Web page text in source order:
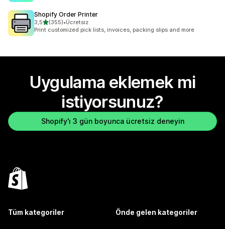
Shopify Order Printer
3,55 yıldız üzerinden
(355)
toplam 355 değerlendirme
•Ücretsiz
Print customized pick lists, invoices, packing slips and more
Uygulama eklemek mi
istiyorsunuz?
Shopify'ı 3 gün boyunca ücretsiz deneyin
Tüm kategoriler Önde gelen kategoriler